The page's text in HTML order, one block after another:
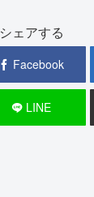
シェアする
Facebook
LINE